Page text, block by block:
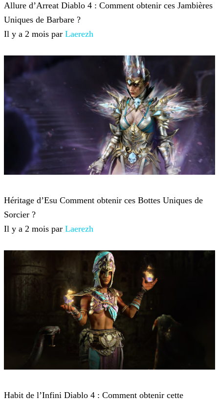
Allure d’Arreat Diablo 4 : Comment obtenir ces Jambières
Uniques de Barbare ?
Il y a 2 mois par Laerezh
Héritage d’Esu Comment obtenir ces Bottes Uniques de
Sorcier ?
Il y a 2 mois par Laerezh
Habit de l’Infini Diablo 4 : Comment obtenir cette